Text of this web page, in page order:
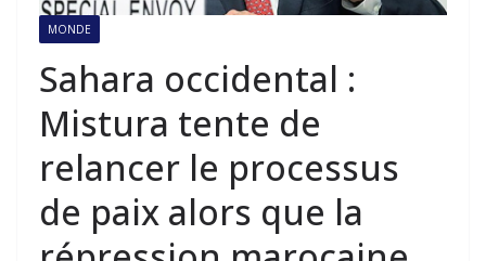
MONDE
Sahara occidental :
Mistura tente de
relancer le processus
de paix alors que la